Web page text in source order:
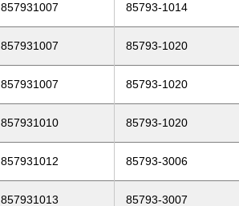
857931007 85793-1014
857931007 85793-1020
857931007 85793-1020
857931010 85793-1020
857931012 85793-3006
857931013 85793-3007